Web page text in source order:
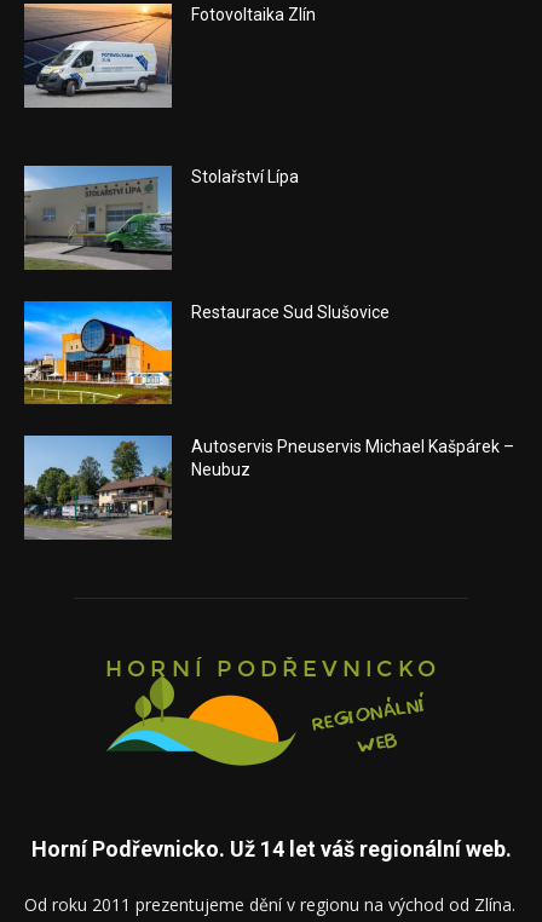
Fotovoltaika Zlín
Stolařství Lípa
Restaurace Sud Slušovice
Autoservis Pneuservis Michael Kašpárek –
Neubuz
Horní Podřevnicko. Už 14 let váš regionální web.
Od roku 2011 prezentujeme dění v regionu na východ od Zlína.